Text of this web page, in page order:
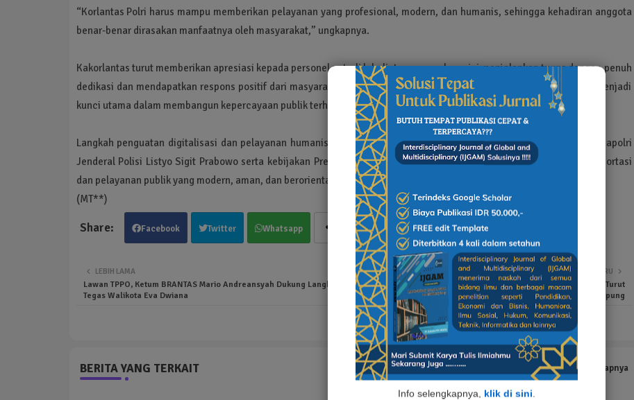
Info selengkapnya, klik di sini.
“Korlantas Polri harus mampu memberikan pelayanan yang profesional, modern, dan humanis, sehingga kehadiran anggota
benar-benar dirasakan manfaatnya oleh masyarakat,” ungkapnya.
Kakorlantas turut memberikan apresiasi kepada personel patroli lalu lintas yang selama ini menjalankan tugas dengan penuh
dedikasi dan mendapatkan respons positif dari masyarakat. Menurutnya, sikap humanis dan pelayanan yang cepat menjadi
kunci utama dalam membangun kepercayaan publik terhadap institusi Polri.
Langkah penguatan digitalisasi dan pelayanan humanis tersebut juga menjadi bentuk dukungan terhadap program Kapolri
Jenderal Polisi Listyo Sigit Prabowo serta kebijakan Presiden RI Prabowo Subianto dalam mewujudkan sistem transportasi
dan pelayanan publik yang modern, aman, dan berorientasi pada masyarakat.
(MT**)
Facebook Twitter Whatsapp
LEBIH BARU
Ketua Umum. BNM RI dan Seluruh Jajaran Se- Indonesia Turut
Berdukacita Atas Wafatnya Umar Johan, SH. Advokat Senior Lampung
LEBIH LAMA
Lawan TPPO, Ketum BRANTAS Mario Andreansyah Dukung Langkah
Tegas Walikota Eva Dwiana
BERITA YANG TERKAIT Tampilkan selengkapnya